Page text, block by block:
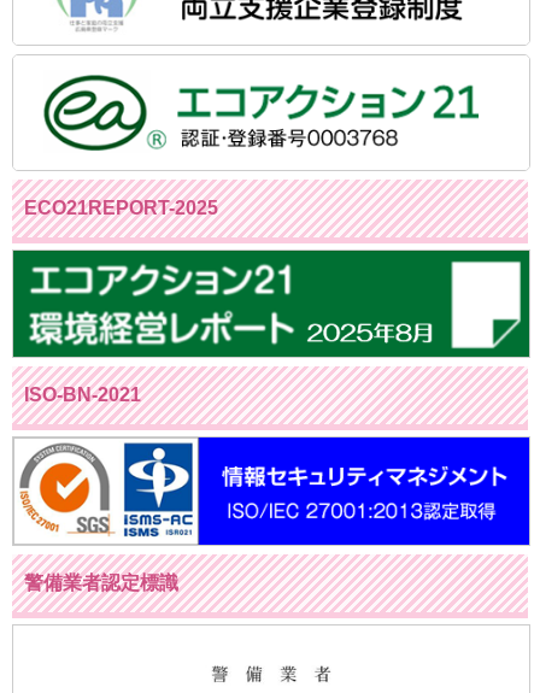
ECO21REPORT-2025
ISO-BN-2021
警備業者認定標識